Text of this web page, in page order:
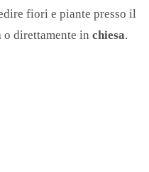
fiori e piante presso il
o direttamente in chiesa.